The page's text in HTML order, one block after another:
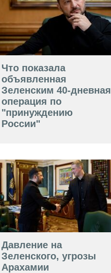
Что показала
объявленная
Зеленским 40-дневная
операция по
"принуждению
России"
Давление на
Зеленского, угрозы
Арахамии